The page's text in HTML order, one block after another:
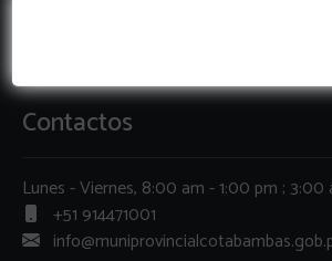
Contactos
Lunes - Viernes, 8:00 am - 1:00 pm ;
+51 914471001